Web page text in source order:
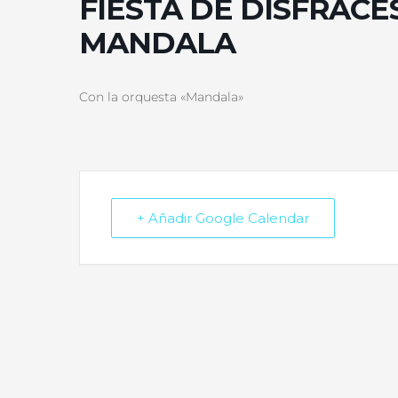
FIESTA DE
MANDALA
Con la orquesta «Mandala»
+ Añadir Google Calendar